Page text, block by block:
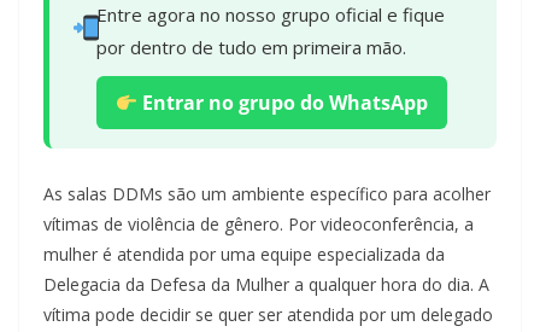
Entre agora no nosso grupo oficial e fique
por dentro de tudo em primeira mão.
Entrar no grupo do WhatsApp
As salas DDMs são um ambiente específico para acolher
vítimas de violência de gênero. Por videoconferência, a
mulher é atendida por uma equipe especializada da
Delegacia da Defesa da Mulher a qualquer hora do dia. A
vítima pode decidir se quer ser atendida por um delegado